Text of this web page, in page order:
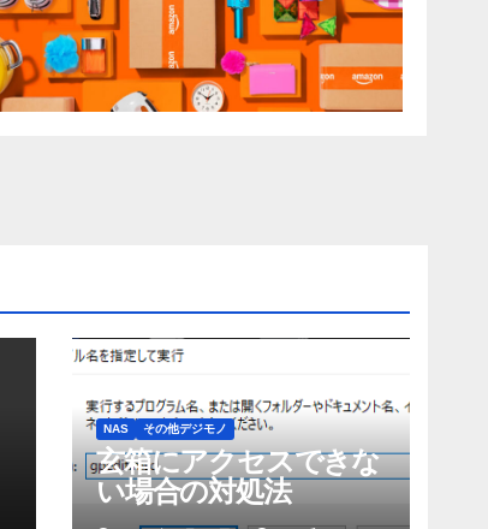
NAS その他デジモノ
玄箱にアクセスできな
い場合の対処法